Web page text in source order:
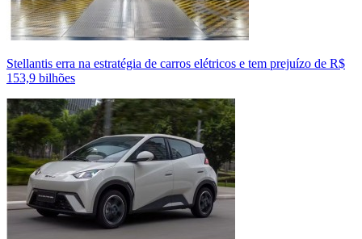
Stellantis erra na estratégia de carros elétricos e tem prejuízo de R$
153,9 bilhões